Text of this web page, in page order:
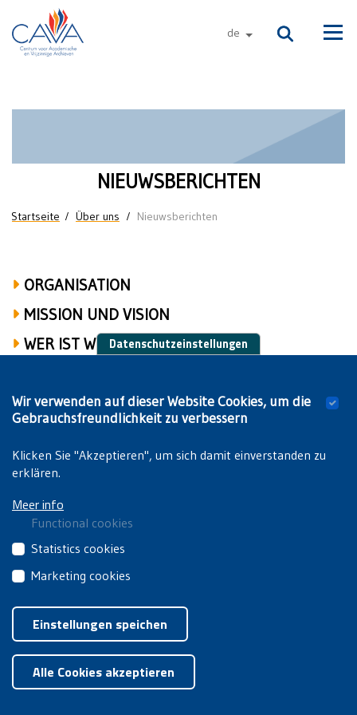
Direkt zum Inhalt
de andere sprachen
NIEUWSBERICHTEN
Sie sind hier
Startseite Über uns Nieuwsberichten
ORGANISATION
MISSION UND VISION
WER IST WER
KONTAKT
Privacyverklaring|
Datenschutzeinstellungen
Wir verwenden auf dieser Website Cookies, um die
Gebrauchsfreundlichkeit zu verbessern
Klicken Sie "Akzeptieren", um sich damit einverstanden zu
erklären.
Meer info
Functional cookies
These
are
you
to
browse
the
Statistics cookies
These
party
cookies
collect
information
about
Marketing cookies
third
party
cookies
used
Einstellungen speichen
Alle Cookies akzeptieren